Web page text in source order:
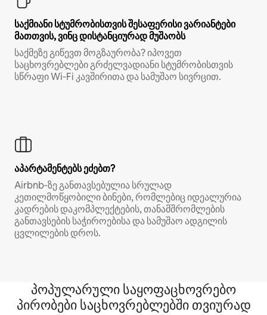
საქმიანი სტუმრობისთვის შესაფერისი ვარიანტები
მათთვის, ვინც დისტანციურად მუშაობს
საქმეზე გიწევთ მოგზაურობა? იპოვეთ
საცხოვრებლები გრძელვადიანი სტუმრობისთვის
სწრაფი Wi‑Fi კავშირითა და სამუშაო სივრცით.
აპარტამენტებს ეძებთ?
Airbnb‑ზე განთავსებულია სრულად
კეთილმოწყობილი ბინები, რომლებიც იდეალურია
კადრების დაკომპლექტების, თანამშრომლების
განთავსების საჭიროებისა და სამუშაო ადგილის
ცვლილების დროს.
პოპულარული საყოფაცხოვრებო
პირობები საცხოვრებლებში თვიურად